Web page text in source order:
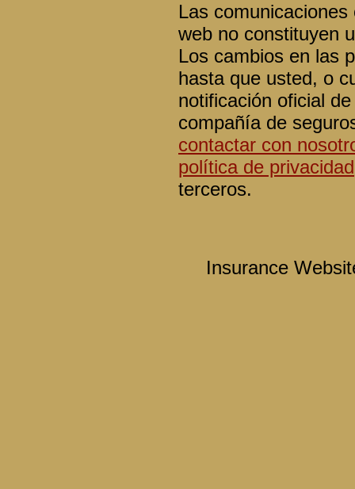
Las
web no constituyen
Los cambios en las
hasta que usted, o
notificación oficial
compañía de
contactar con
política de privacidad
terceros.
Insurance